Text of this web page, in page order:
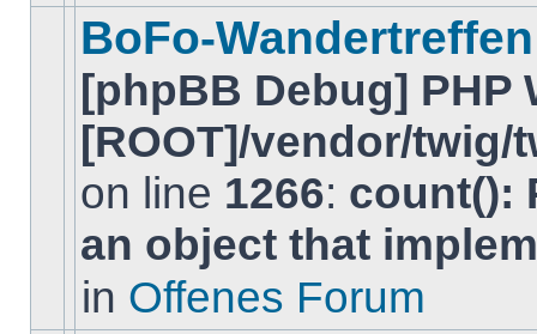
Thema.
gibt
keine
neuen
BeitrÃ¤ge
BoFo-
[phpBB Debug] PHP
[ROOT]/vendor/
on line 1266: count():
an object that
in Offenes Forum